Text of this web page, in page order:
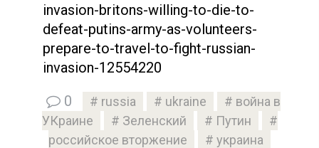
invasion-britons-willing-to-die-to-
defeat-putins-army-as-volunteers-
prepare-to-travel-to-fight-russian-
invasion-12554220
0
russia ukraine
война в
УКраине
Зеленский
Путин
российское вторжение
украина